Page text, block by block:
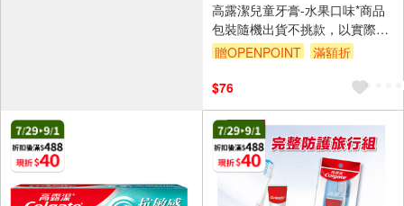
高露潔兒童牙膏-水果口味*商品
包裝隨機出貨不挑款，以實際出
貨為準。
贈OPENPOINT
滿額折
$76